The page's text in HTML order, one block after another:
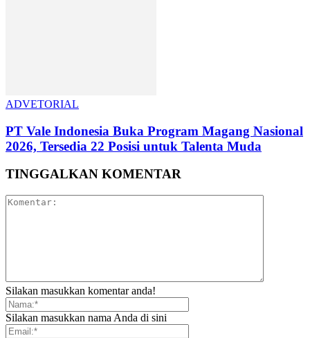
ADVETORIAL
PT Vale Indonesia Buka Program Magang Nasional
2026, Tersedia 22 Posisi untuk Talenta Muda
TINGGALKAN KOMENTAR
Silakan masukkan komentar anda!
Silakan masukkan nama Anda di sini